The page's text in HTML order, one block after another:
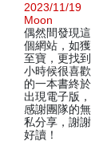
2023/11/19
Moon
偶然間發現這
個網站，如獲
至寶，更找到
小時候很喜歡
的一本書終於
出現電子版，
感謝團隊的無
私分享，謝謝
好讀！